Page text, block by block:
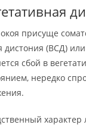
присуще
дистония (ВСД)
сбой в
нередко
характер